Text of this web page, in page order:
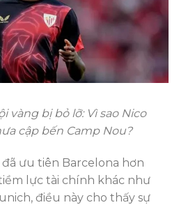
vàng bị bỏ lỡ: Vì sao Nico
cập bến Camp Nou?
ưu tiên Barcelona hơn
lực tài chính khác như
điều này cho thấy sự